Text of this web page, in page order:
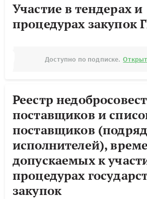
Участие в тендерах и
процедурах закупок
Доступно по подписке.
Реестр
поставщиков и
поставщиков
исполнителей),
допускаемых к
процедурах
закупок